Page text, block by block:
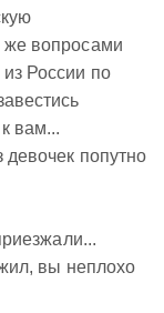
вопросами
России по
вам...
попутно
вы неплохо